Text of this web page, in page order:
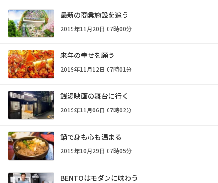
最新の商業施設を追う
2019年11月20日 07時00分
来年の幸せを願う
2019年11月12日 07時01分
銭湯映画の舞台に行く
2019年11月06日 07時02分
鍋で身も心も温まる
2019年10月29日 07時05分
BENTOはモダンに味わう